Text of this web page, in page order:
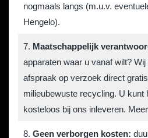
nogmaals langs (m.u.v.
Hengelo).
7. Maatschappelijk
apparaten waar u vanaf wilt?
afspraak op verzoek direct
milieubewuste recycling. U kunt
kosteloos bij ons inleveren.
8. Geen verborgen kosten: